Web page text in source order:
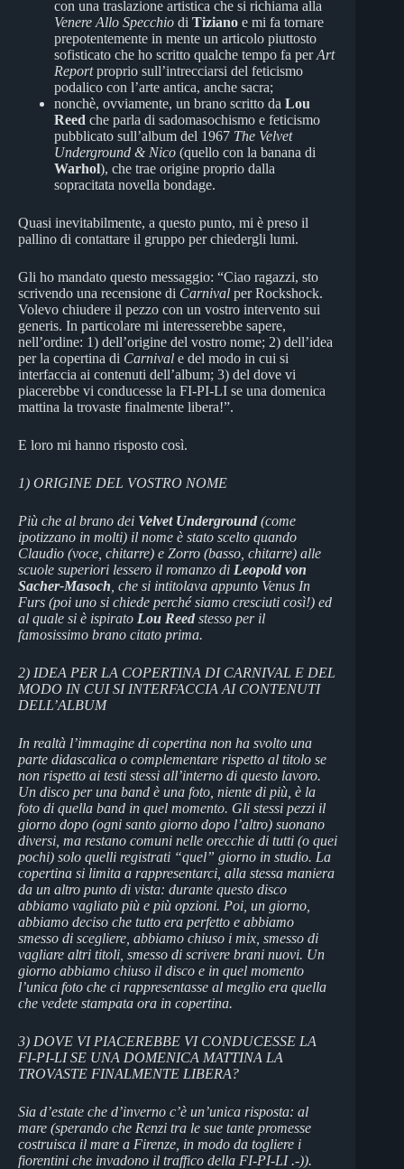
con una traslazione artistica che si richiama alla
Venere Allo Specchio di Tiziano e mi fa tornare
prepotentemente in mente un articolo piuttosto
sofisticato che ho scritto qualche tempo fa perArt
Reportproprio sull’intrecciarsi del feticismo
podalico con l’arte antica, anche sacra;
nonchè, ovviamente, un brano scritto da Lou
Reed che parla di sadomasochismo e feticismo
pubblicato sull’album del 1967 The Velvet
Underground & Nico (quello con la banana di
Warhol), che trae origine proprio dalla
sopracitata novella bondage.
Quasi inevitabilmente, a questo punto, mi è preso il
pallino di contattare il gruppo per chiedergli lumi.
Gli ho mandato questo messaggio: “Ciao ragazzi, sto
scrivendo una recensione di Carnival per Rockshock.
Volevo chiudere il pezzo con un vostro intervento sui
generis. In particolare mi interesserebbe sapere,
nell’ordine: 1) dell’origine del vostro nome; 2) dell’idea
per la copertina di Carnival e del modo in cui si
interfaccia ai contenuti dell’album; 3) del dove vi
piacerebbe vi conducesse la FI-PI-LI se una domenica
mattina la trovaste finalmente libera!”.
E loro mi hanno risposto così.
1) ORIGINE DEL VOSTRO NOME
Più che al brano dei Velvet Underground (come
ipotizzano in molti) il nome è stato scelto quando
Claudio (voce, chitarre) e Zorro (basso, chitarre) alle
scuole superiori lessero il romanzo di Leopold von
Sacher-Masoch , che si intitolava appunto Venus In
Furs (poi uno si chiede perché siamo cresciuti così!) ed
al quale si è ispirato Lou Reed stesso per il
famosissimo brano citato prima.
2) IDEA PER LA COPERTINA DI CARNIVAL E DEL
MODO IN CUI SI INTERFACCIA AI CONTENUTI
DELL’ALBUM
In realtà l’immagine di copertina non ha svolto una
parte didascalica o complementare rispetto al titolo se
non rispetto ai testi stessi all’interno di questo lavoro.
Un disco per una band è una foto, niente di più, è la
foto di quella band in quel momento. Gli stessi pezzi il
giorno dopo (ogni santo giorno dopo l’altro) suonano
diversi, ma restano comuni nelle orecchie di tutti (o quei
pochi) solo quelli registrati “quel” giorno in studio. La
copertina si limita a rappresentarci, alla stessa maniera
da un altro punto di vista: durante questo disco
abbiamo vagliato più e più opzioni. Poi, un giorno,
abbiamo deciso che tutto era perfetto e abbiamo
smesso di scegliere, abbiamo chiuso i mix, smesso di
vagliare altri titoli, smesso di scrivere brani nuovi. Un
giorno abbiamo chiuso il disco e in quel momento
l’unica foto che ci rappresentasse al meglio era quella
che vedete stampata ora in copertina.
3) DOVE VI PIACEREBBE VI CONDUCESSE LA
FI-PI-LI SE UNA DOMENICA MATTINA LA
TROVASTE FINALMENTE LIBERA?
Sia d’estate che d’inverno c’è un’unica risposta: al
mare (sperando che Renzi tra le sue tante promesse
costruisca il mare a Firenze, in modo da togliere i
fiorentini che invadono il traffico della FI-PI-LI .-)).